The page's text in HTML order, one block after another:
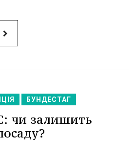
БУНДЕСТАГ
чи залишить